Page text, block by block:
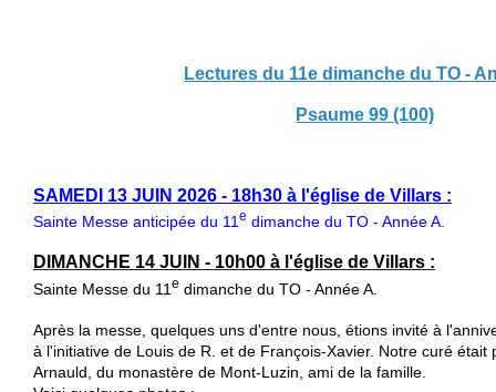
Lectures du 11e dimanche du TO -
Psaume 99 (100)
SAMEDI 13 JUIN 2026 - 18h30 à l'église de Villars :
Sainte Messe anticipée du 11e dimanche du TO - Année A.
DIMANCHE 14 JUIN - 10h00 à l'église de Villars :
Sainte Messe du 11 e dimanche du TO - Année A.
Après la messe, quelques uns d'entre nous, étions invité à
à l'initiative de Louis de R. et de François-Xavier. Notre curé était
Arnauld, du monastère de Mont-Luzin, ami de la famille.